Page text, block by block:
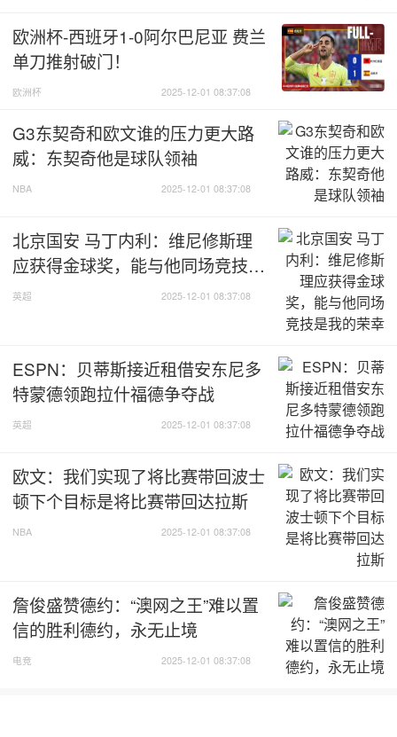
欧洲杯-西班牙1-0阿尔巴尼亚 费兰
单刀推射破门！
欧洲杯 2025-12-01 08:37:08
G3东契奇和欧文谁的压力更大路
威：东契奇他是球队领袖
NBA 2025-12-01 08:37:08
北京国安 马丁内利：维尼修斯理
应获得金球奖，能与他同场竞技是
我的荣幸
英超 2025-12-01 08:37:08
ESPN：贝蒂斯接近租借安东尼多
特蒙德领跑拉什福德争夺战
英超 2025-12-01 08:37:08
欧文：我们实现了将比赛带回波士
顿下个目标是将比赛带回达拉斯
NBA 2025-12-01 08:37:08
詹俊盛赞德约：“澳网之王”难以置
信的胜利德约，永无止境
电竞 2025-12-01 08:37:08